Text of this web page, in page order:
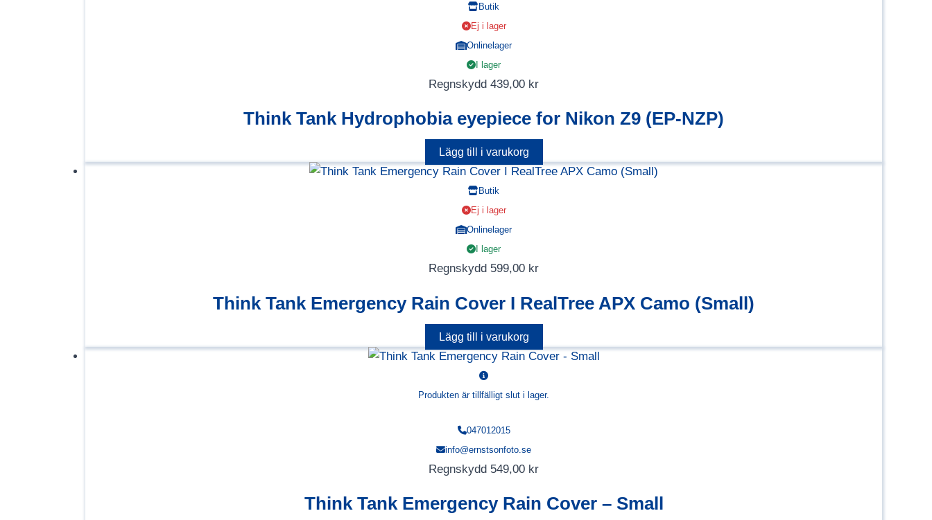
Butik
Ej i lager
Onlinelager
I lager
Regnskydd 439,00 kr
Think Tank Hydrophobia eyepiece for Nikon Z9 (EP-NZP)
Lägg till i varukorg
Butik
Ej i lager
Onlinelager
I lager
Regnskydd 599,00 kr
Think Tank Emergency Rain Cover I RealTree APX Camo (Small)
Lägg till i varukorg
Produkten är tillfälligt slut i lager.
047012015
info@ernstsonfoto.se
Regnskydd 549,00 kr
Think Tank Emergency Rain Cover – Small